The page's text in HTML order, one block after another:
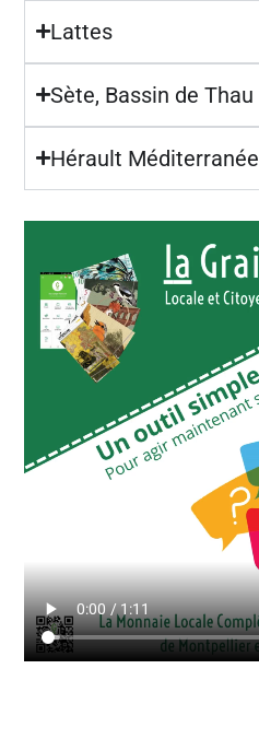
Lattes
Sète, Bassin de Thau
Hérault Méditerranée